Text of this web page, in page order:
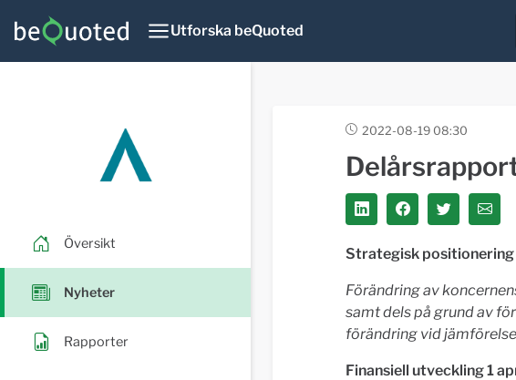
Utforska beQuoted
Översikt
Nyheter
Rapporter
2022-08-19 08:30
Strategisk
Förändring av
samt dels på grund av
förändring vid
Finansiell utveckling 1